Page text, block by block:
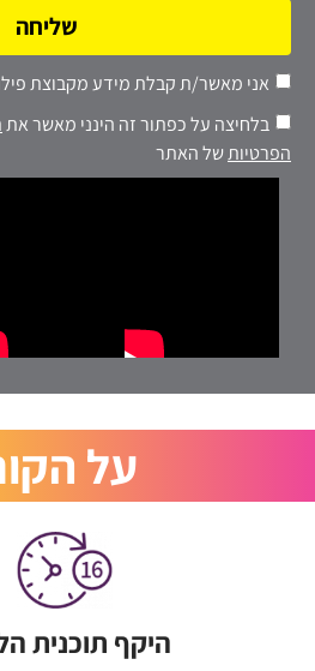
אני מאשר/ת קבלת מידע מקבוצת
בלחיצה על כפתור זה הינני מאשר את
הפרטיותשל האתר
שליחה
על
היקף תוכנית